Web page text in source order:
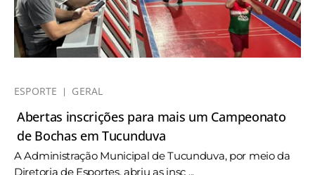
ESPORTE GERAL
Abertas inscrições para mais um Campeonato
de Bochas em Tucunduva
A Administração Municipal de Tucunduva, por meio da
Diretoria de Esportes, abriu as insc ...